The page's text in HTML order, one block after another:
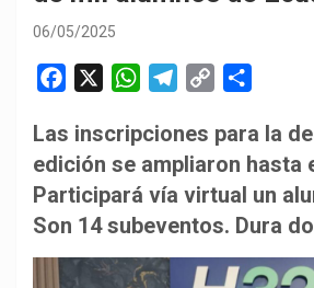
06/05/2025
c
e
b
o
W
a
t
s
A
p
l
e
g
r
p
y
L
i
m
p
a
r
i
Las inscripciones para la
edición se ampliaron hasta
Participará vía virtual un
Son 14 subeventos. Dura